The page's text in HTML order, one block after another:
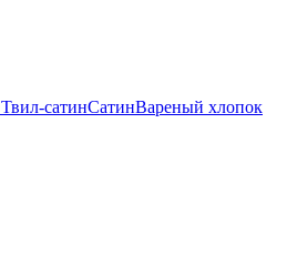
Твил-сатинСатинВареный хлопок